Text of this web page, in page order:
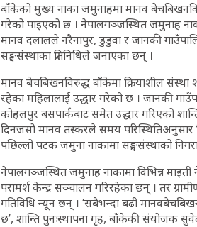
बाँकेको मुख्य नाका जमुनाहमा मानव
गरेको पाइएको छ । नेपालगञ्जस्थित जमुनाह
मानव दलालले नरैनापुर, डुडुवा र जानकी
सङ्घसंस्थाका प्रतिनिधिले जनाएका छन् ।
मानव बेचबिखनविरुद्ध बाँकेमा क्रियाशील संस्था
रहेका महिलालाई उद्धार गरेको छ । जानकी
कोहलपुर बसपार्कबाट समेत उद्धार गरिएको
दिनजसो मानव तस्करले समय परिस्थितिअनुसार
पछिल्लो पटक जमुना नाकामा सङ्घसंस्थाको
नेपालगञ्जस्थित जमुनाह नाकामा विभिन्न
परामर्श केन्द्र सञ्चालन गरिरहेका छन् । तर
गतिविधि न्यून छन् । ‘सबैभन्दा बढी
छ’, शान्ति पुनःस्थापना गृह, बाँकेकी संयोजक